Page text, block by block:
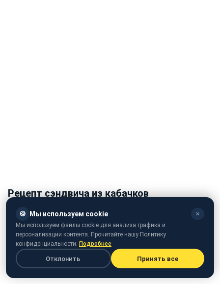
Рецепт сэндвича из кабачков
Ингредиенты:
кабачок - 1 шт.
тертая моцарелла
оливковое масло первого отжима
🍪 Мы используем cookie ✕
Мы используем файлы cookie для анализа трафика и
персонализации контента. Прочитайте нашу Политику
конфиденциальности. Подробнее
Отклонить Принять все